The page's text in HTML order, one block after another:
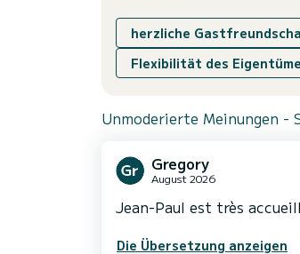
herzliche
Flexibilität des
Unmoderierte Meinungen -
Gregory
August 2026
Jean-Paul est très
Die Übersetzung anzeigen